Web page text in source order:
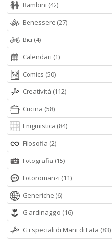
Bambini (42)
Benessere (27)
Bici (4)
Calendari (1)
Comics (50)
Creatività (112)
Cucina (58)
Enigmistica (84)
Filosofia (2)
Fotografia (15)
Fotoromanzi (11)
Generiche (6)
Giardinaggio (16)
Gli speciali di Mani di Fata (83)